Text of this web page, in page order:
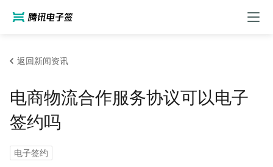
返回新闻资讯
电商物流合作服务协议可以电子
签约吗
电子签约